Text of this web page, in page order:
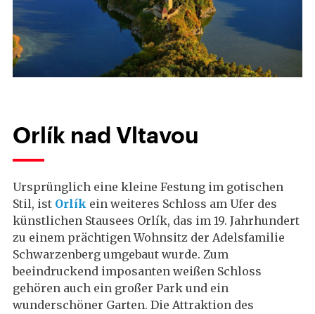
Orlík nad Vltavou
Ursprünglich eine kleine Festung im gotischen
Stil, ist Orlík ein weiteres Schloss am Ufer des
künstlichen Stausees Orlík, das im 19. Jahrhundert
zu einem prächtigen Wohnsitz der Adelsfamilie
Schwarzenberg umgebaut wurde. Zum
beeindruckend imposanten weißen Schloss
gehören auch ein großer Park und ein
wunderschöner Garten. Die Attraktion des